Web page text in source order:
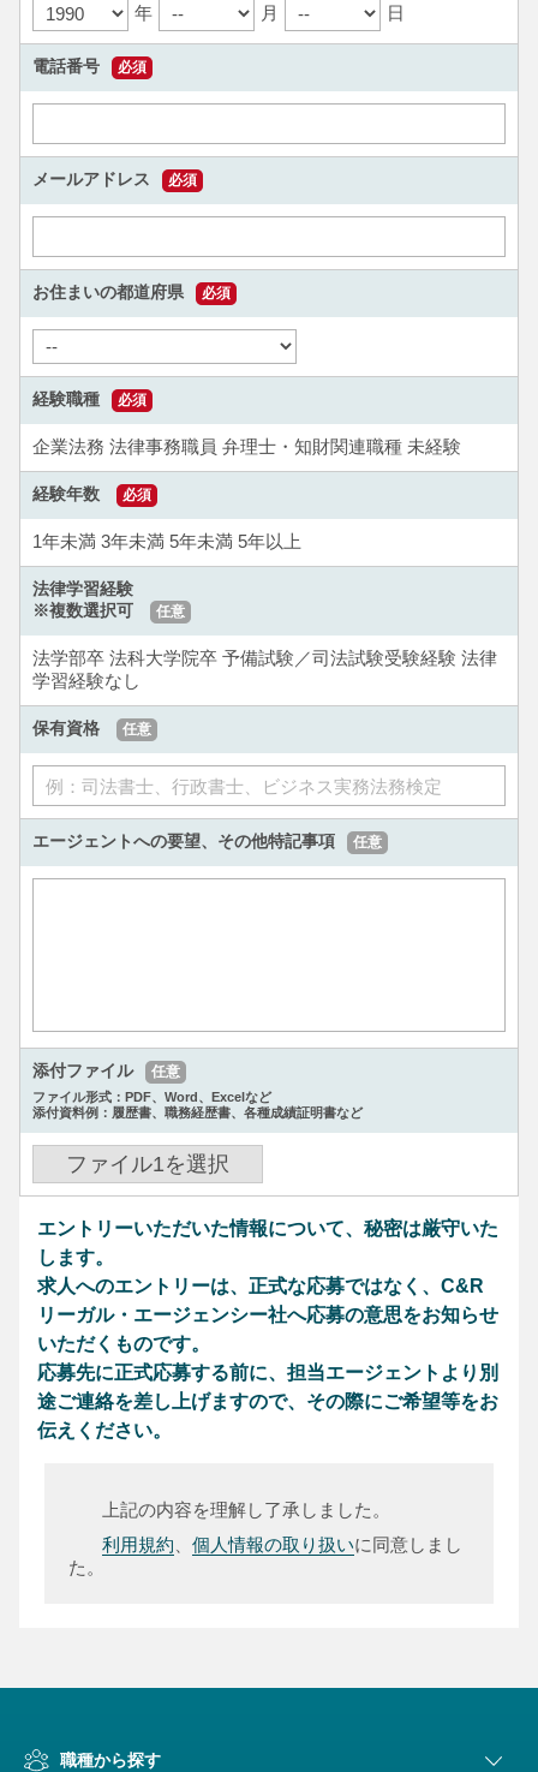
年 月 日
電話番号 必須
メールアドレス 必須
お住まいの都道府県 必須
経験職種 必須
企業法務 法律事務職員 弁理士・知財関連職種 未経験
経験年数 必須
1年未満 3年未満 5年未満 5年以上
法律学習経験
※複数選択可
任意
法学部卒 法科大学院卒 予備試験／司法試験受験経験 法律
学習経験なし
保有資格 任意
エージェントへの要望、 その他特記事項 任意
添付ファイル 任意
ファイル形式：PDF、Word、Excelなど
添付資料例：履歴書、職務経歴書、各種成績証明書など
ファイル1を選択
エントリーいただいた情報について、秘密は厳守いた
します。
求人へのエントリーは、正式な応募ではなく、C&R
リーガル・エージェンシー社へ応募の意思をお知らせ
いただくものです。
応募先に正式応募する前に、担当エージェントより別
途ご連絡を差し上げますので、その際にご希望等をお
伝えください。
上記の内容を理解し了承しました。
利用規約
個人情報の取り扱いに同意しまし
た。
職種から探す